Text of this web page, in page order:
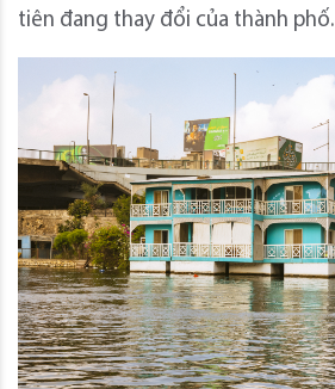
tiên đang thay đổi của thành phố.